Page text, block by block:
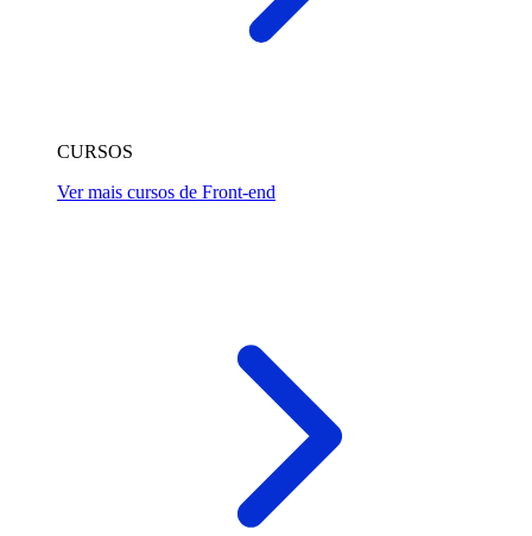
CURSOS
Ver mais cursos de Front-end